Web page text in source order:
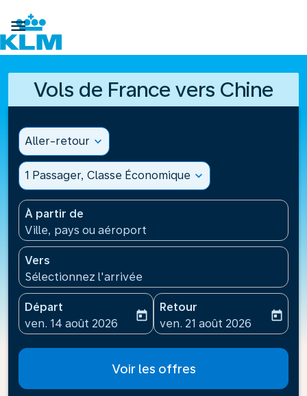

Vols de France vers Chine
Aller-retour expand_more
1 Passager, Classe Économique expand_more
À partir de
Ville, pays ou aéroport
Vers
Sélectionnez l'arrivée
Départ
fc-booking-departure-date-aria-label
ven. 14 août 2026
today
Retour
fc-booking-return-date-
ven. 21 août 2026
today
Voir les offres